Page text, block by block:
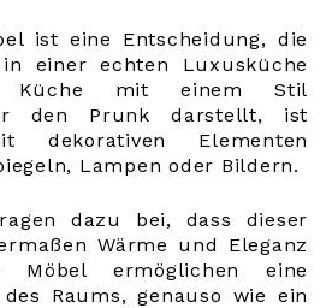
ist eine Entscheidung, die
einer echten Luxusküche
Küche mit einem Stil
den Prunk darstellt, ist
dekorativen Elementen
Lampen oder Bildern.
dazu bei, dass dieser
Wärme und Eleganz
Möbel ermöglichen eine
Raums, genauso wie ein